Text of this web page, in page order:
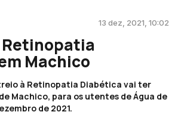
13 dez, 2021, 10:02
Machico
à Retinopatia Diabética vai ter
Machico, para os utentes de Água de
de 2021.